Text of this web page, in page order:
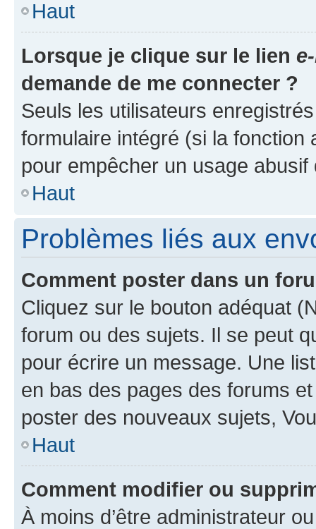
Haut
Lorsque je clique sur le lien
demande de me connecter ?
Seuls les utilisateurs
formulaire intégré (si la fonction
pour empêcher un usage
Haut
Problèmes liés aux
Comment poster dans un
Cliquez sur le bouton adéquat
forum ou des sujets. Il se peut
pour écrire un message. Une
en bas des pages des forums
poster des nouveaux sujets,
Haut
Comment modifier ou
À moins d’être administrateur